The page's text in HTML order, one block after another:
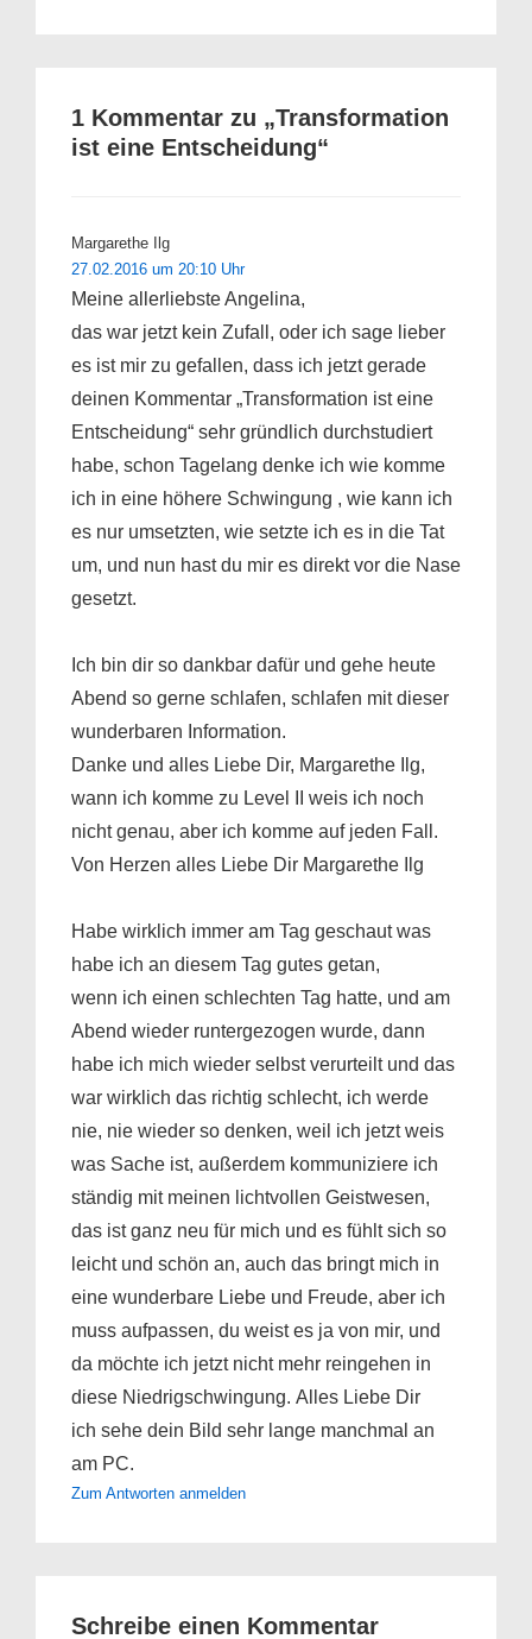
1 Kommentar zu „Transformation
ist eine Entscheidung“
Margarethe Ilg
27.02.2016 um 20:10 Uhr
Meine allerliebste Angelina,
das war jetzt kein Zufall, oder ich sage lieber
es ist mir zu gefallen, dass ich jetzt gerade
deinen Kommentar „Transformation ist eine
Entscheidung“ sehr gründlich durchstudiert
habe, schon Tagelang denke ich wie komme
ich in eine höhere Schwingung , wie kann ich
es nur umsetzten, wie setzte ich es in die Tat
um, und nun hast du mir es direkt vor die Nase
gesetzt.
Ich bin dir so dankbar dafür und gehe heute
Abend so gerne schlafen, schlafen mit dieser
wunderbaren Information.
Danke und alles Liebe Dir, Margarethe Ilg,
wann ich komme zu Level II weis ich noch
nicht genau, aber ich komme auf jeden Fall.
Von Herzen alles Liebe Dir Margarethe Ilg
Habe wirklich immer am Tag geschaut was
habe ich an diesem Tag gutes getan,
wenn ich einen schlechten Tag hatte, und am
Abend wieder runtergezogen wurde, dann
habe ich mich wieder selbst verurteilt und das
war wirklich das richtig schlecht, ich werde
nie, nie wieder so denken, weil ich jetzt weis
was Sache ist, außerdem kommuniziere ich
ständig mit meinen lichtvollen Geistwesen,
das ist ganz neu für mich und es fühlt sich so
leicht und schön an, auch das bringt mich in
eine wunderbare Liebe und Freude, aber ich
muss aufpassen, du weist es ja von mir, und
da möchte ich jetzt nicht mehr reingehen in
diese Niedrigschwingung. Alles Liebe Dir
ich sehe dein Bild sehr lange manchmal an
am PC.
Zum Antworten anmelden
Schreibe einen Kommentar